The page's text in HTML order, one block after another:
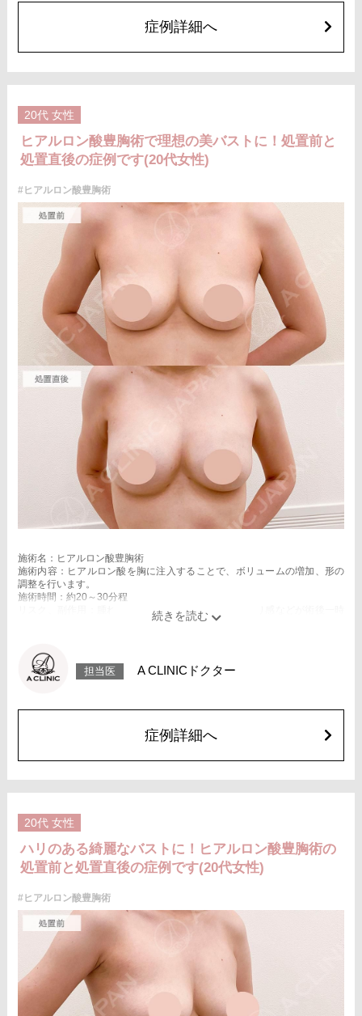
症例詳細へ
20代 女性
ヒアルロン酸豊胸術で理想の美バストに！処置前と
処置直後の症例です(20代女性)
#ヒアルロン酸豊胸術
施術名：ヒアルロン酸豊胸術
施術内容：ヒアルロン酸を胸に注入することで、ボリュームの増加、形の
調整を行います。
施術時間：約20～30分程
リスク、副作用：腫れ、赤み、内出血、痛み、突っ張り感などが術後一時
的に生じることがございます。また、稀にアレルギー、細菌感染症、血管
費用：スタンダード 1cc 3,900円(税込)
アドバンス 1cc 5,500円(税込)
担当医 A CLINICドクター
症例詳細へ
20代 女性
ハリのある綺麗なバストに！ヒアルロン酸豊胸術の
処置前と処置直後の症例です(20代女性)
#ヒアルロン酸豊胸術